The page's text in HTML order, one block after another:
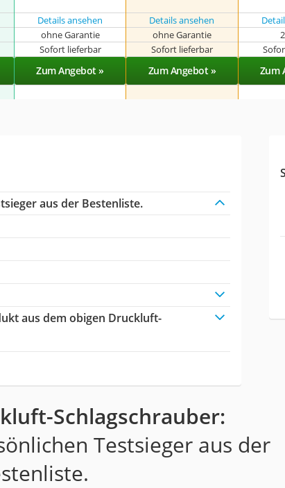
Details ansehen Details ansehen
ohne Garantie ohne Garantie
Sofort lieferbar Sofort lieferbar
Zum Angebot » Zum Angebot » Zum
aus der Bestenliste.
aus dem obigen Druckluft-
Schlagschrauber:
Testsieger aus der